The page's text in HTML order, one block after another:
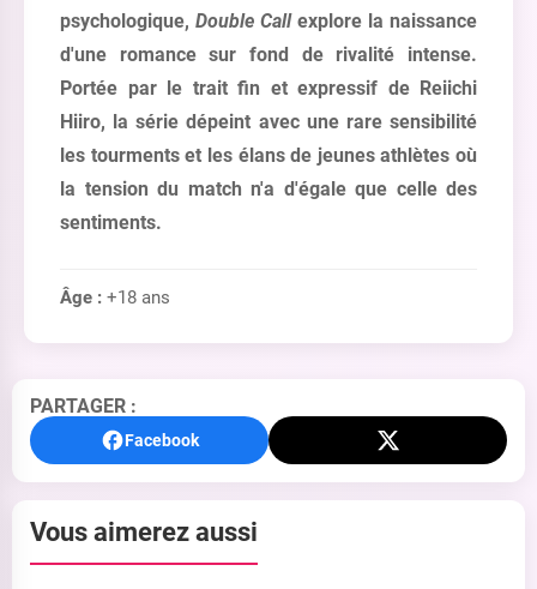
psychologique, Double Callexplore la naissance
d'une romance sur fond de rivalité intense.
Portée par le trait fin et expressif de Reiichi
Hiiro, la série dépeint avec une rare sensibilité
les tourments et les élans de jeunes athlètes où
la tension du match n'a d'égale que celle des
sentiments.
Âge : +18 ans
PARTAGER :
Facebook
Vous aimerez aussi